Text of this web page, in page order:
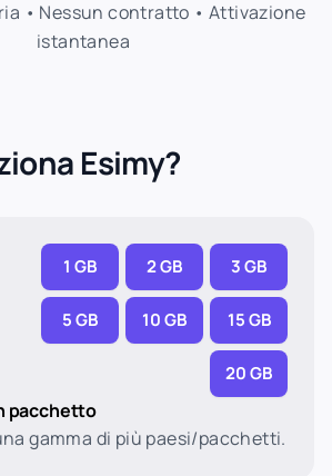
• Nessun contratto • Attivazione
istantanea
Esimy?
1 GB 2 GB 3 GB
5 GB 10 GB 15 GB
20 GB
pacchetto
gamma di più paesi/pacchetti.